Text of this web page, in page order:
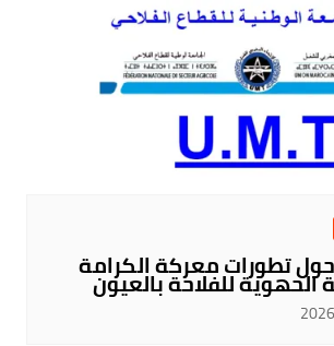
حول تطورات معركة الكرامة
الحهوية للفلاحة بالعيون